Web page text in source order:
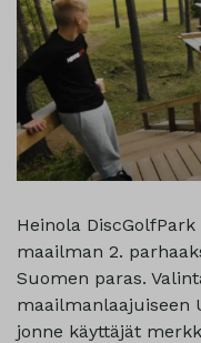
Heinola
maailman 2.
Suomen paras.
maailmanlaajuiseen
jonne käyttäjät